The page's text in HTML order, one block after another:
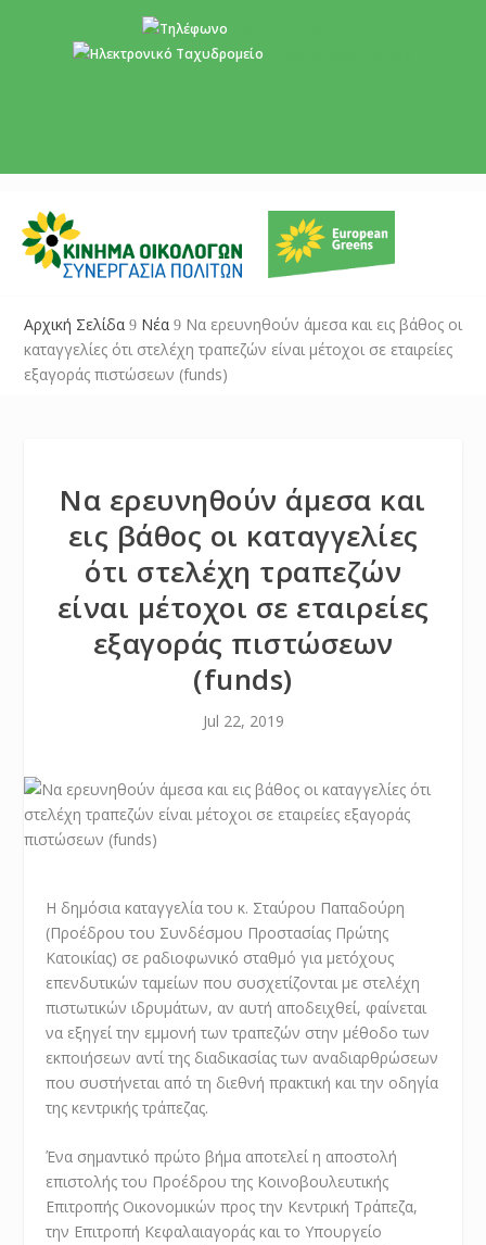
Αρχική Σελίδα 9 Νέα 9 Να ερευνηθούν άμεσα και εις βάθος οι
καταγγελίες ότι στελέχη τραπεζών είναι μέτοχοι σε εταιρείες
εξαγοράς πιστώσεων (funds)
Να ερευνηθούν άμεσα και
εις βάθος οι καταγγελίες
ότι στελέχη τραπεζών
είναι μέτοχοι σε εταιρείες
εξαγοράς πιστώσεων
(funds)
Jul 22, 2019
Η δημόσια καταγγελία του κ. Σταύρου Παπαδούρη
(Προέδρου του Συνδέσμου Προστασίας Πρώτης
Κατοικίας) σε ραδιοφωνικό σταθμό για μετόχους
επενδυτικών ταμείων που συσχετίζονται με στελέχη
πιστωτικών ιδρυμάτων, αν αυτή αποδειχθεί, φαίνεται
να εξηγεί την εμμονή των τραπεζών στην μέθοδο των
εκποιήσεων αντί της διαδικασίας των αναδιαρθρώσεων
που συστήνεται από τη διεθνή πρακτική και την οδηγία
της κεντρικής τράπεζας.
Ένα σημαντικό πρώτο βήμα αποτελεί η αποστολή
επιστολής του Προέδρου της Κοινοβουλευτικής
Επιτροπής Οικονομικών προς την Κεντρική Τράπεζα,
την Επιτροπή Κεφαλαιαγοράς και το Υπουργείο